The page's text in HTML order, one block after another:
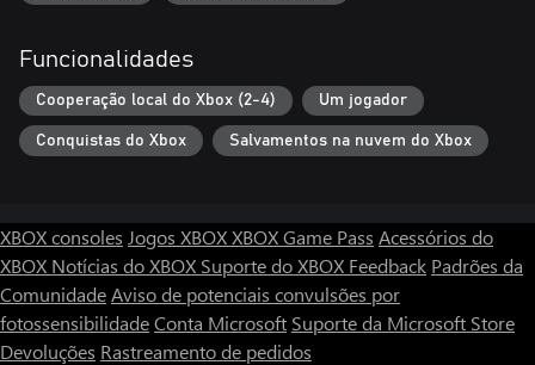
Funcionalidades
Cooperação local do Xbox (2-4) Um jogador
Conquistas do Xbox Salvamentos na nuvem do Xbox
XBOX consoles Jogos XBOXXBOX Game Pass Acessórios do
XBOX Notícias do XBOX Suporte do XBOX Feedback Padrões da
ComunidadeAviso de potenciais convulsões por
fotossensibilidadeConta Microsoft Suporte da Microsoft Store
Devoluções Rastreamento de pedidos